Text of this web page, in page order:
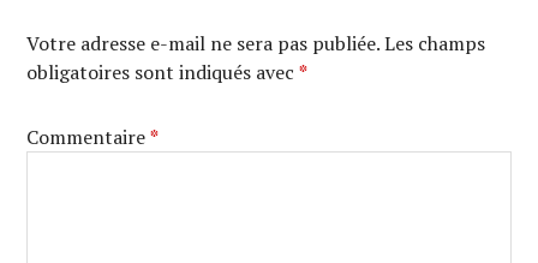
Votre adresse e-mail ne sera pas publiée. Les champs
obligatoires sont indiqués avec*
Commentaire*